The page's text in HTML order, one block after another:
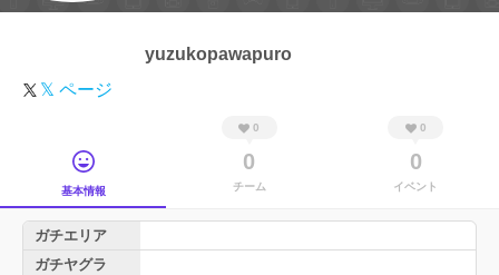
yuzukopawapuro
𝕏 ページ
基本情報
0
0
チーム
0
0
イベント
ガチエリア
ガチヤグラ